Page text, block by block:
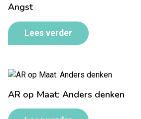
Angst
Lees verder
AR op Maat: Anders denken